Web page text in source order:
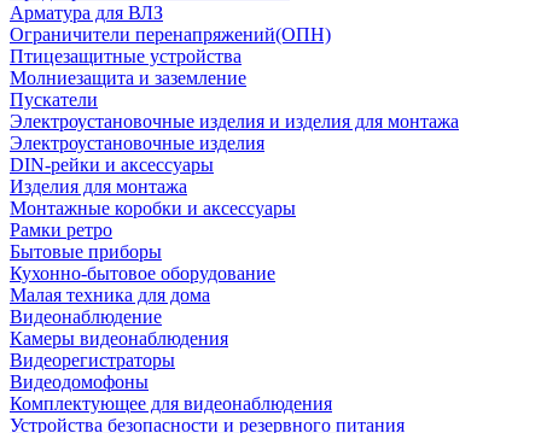
Арматура для ВЛЗ
Ограничители перенапряжений(ОПН)
Птицезащитные устройства
Молниезащита и заземление
Пускатели
Электроустановочные изделия и изделия для монтажа
Электроустановочные изделия
DIN-рейки и аксессуары
Изделия для монтажа
Монтажные коробки и аксессуары
Рамки ретро
Бытовые приборы
Кухонно-бытовое оборудование
Малая техника для дома
Видеонаблюдение
Камеры видеонаблюдения
Видеорегистраторы
Видеодомофоны
Комплектующее для видеонаблюдения
Устройства безопасности и резервного питания